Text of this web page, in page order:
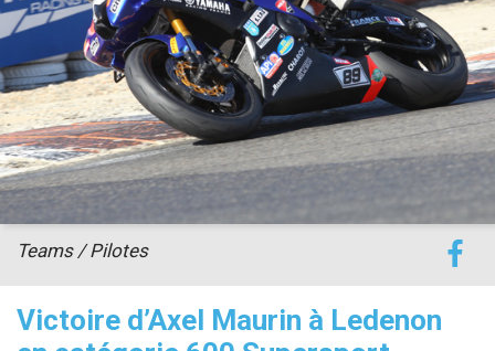
Victoire d’Axel Maurin à Ledenon
Teams / Pilotes